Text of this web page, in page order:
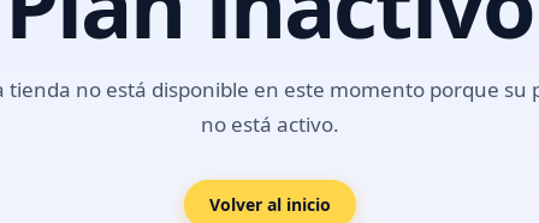
tienda no está disponible en este momento porque su
no está activo.
Volver al inicio